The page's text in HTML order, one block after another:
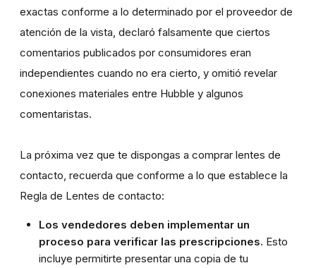
exactas conforme a lo determinado por el proveedor de
atención de la vista, declaró falsamente que ciertos
comentarios publicados por consumidores eran
independientes cuando no era cierto, y omitió revelar
conexiones materiales entre Hubble y algunos
comentaristas.
La próxima vez que te dispongas a comprar lentes de
contacto, recuerda que conforme a lo que establece la
Regla de Lentes de contacto:
Los vendedores deben implementar un
proceso para verificar las prescripciones. Esto
incluye permitirte presentar una copia de tu